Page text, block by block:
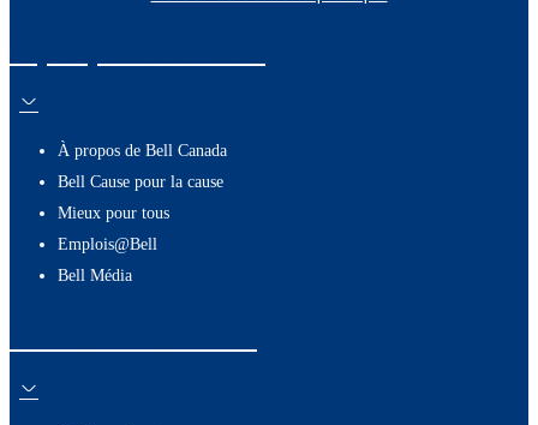
À propos de Bell Canada
Bell Cause pour la cause
Mieux pour tous
Emplois@Bell
Bell Média